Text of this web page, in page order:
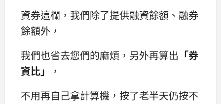
資券這欄，我們除了提供融資餘額、融券
餘額外，
我們也省去您們的麻煩，另外再算出 「券
資比」
，
不用再自己拿計算機，按了老半天仍按不